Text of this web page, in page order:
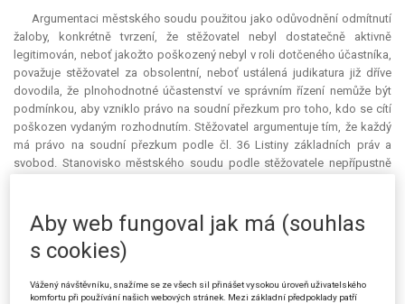
Argumentaci městského soudu použitou jako odůvodnění odmítnutí
žaloby, konkrétně tvrzení, že stěžovatel nebyl dostatečně aktivně
legitimován, neboť jakožto poškozený nebyl v roli dotčeného účastníka,
považuje stěžovatel za obsolentní, neboť ustálenájudikatura již dříve
dovodila, že plnohodnotné účastenství ve správním řízení nemůže být
podmínkou, aby vzniklo právo na soudní přezkum pro toho, kdo se cítí
poškozen vydaným rozhodnutím. Stěžovatel argumentuje tím, že každý
má právo na soudní přezkum podle čl. 36 Listiny základních práv a
svobod. Stanovisko městského soudu podle stěžovatele nepřípustně
Z výše uvedených důvodů navrhl stěžovatel rozhodnutí městského
soudu zrušit a vrátit mu věc k dalšímu řízení.
II.
Žalovaný ve svém vyjádření trvá na tom, že jednání J. S. nebylo v
Aby web fungoval jak má (souhlas
s cookies)
Vážený návštěvníku, snažíme se ze všech sil přinášet vysokou úroveň uživatelského
komfortu při používání našich webových stránek. Mezi základní předpoklady patří